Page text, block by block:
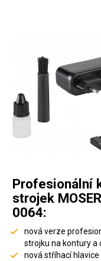
Profesionální
strojek
0064:
nová verze
strojku na kontury a
nová stříhací hlavice